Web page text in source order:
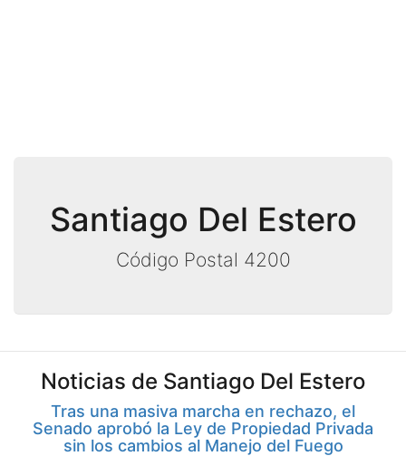
Santiago Del Estero
Código Postal 4200
Noticias de Santiago Del Estero
Tras una masiva marcha en rechazo, el
Senado aprobó la Ley de Propiedad Privada
sin los cambios al Manejo del Fuego